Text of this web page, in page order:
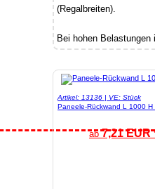
(Regalbreiten).
Bei hohen
Artikel: 13136 | VE: Stück
Paneele-Rückwand L 1000 H
ab 7,21 EUR